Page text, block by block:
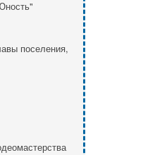
поселения,